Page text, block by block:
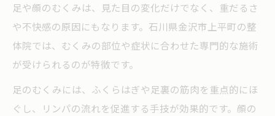
足や顔のむくみは、見た目の変化だけでなく、重だるさ
や不快感の原因にもなります。石川県金沢市上平町の整
体院では、むくみの部位や症状に合わせた専門的な施術
が受けられるのが特徴です。
足のむくみには、ふくらはぎや足裏の筋肉を重点的にほ
ぐし、リンパの流れを促進する手技が効果的です。顔の